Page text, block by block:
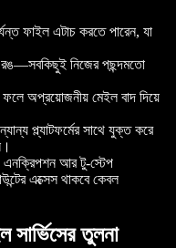
ফাইল এটাচ করতে পারেন, যা
রঙ—সবকিছুই নিজের পছন্দমতো
ফলে অপ্রয়োজনীয় মেইল বাদ দিয়ে
প্ল্যাটফর্মের সাথে যুক্ত করে
এনক্রিপশন আর টু-স্টেপ
এক্সেস থাকবে কেবল
তুলনা